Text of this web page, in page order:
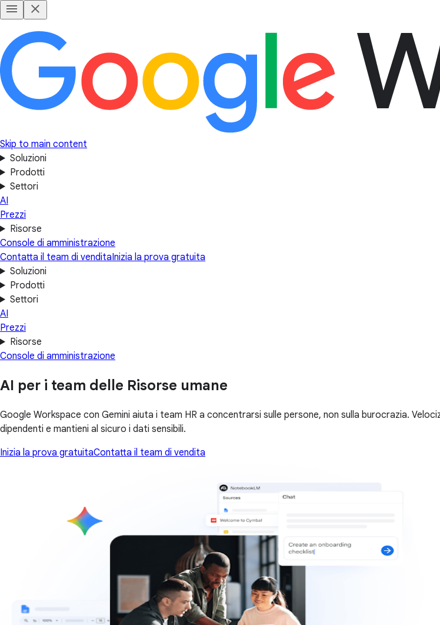
Skip to main content
Soluzioni
Prodotti
Settori
AI
Prezzi
Risorse
Console di amministrazione
Contatta il team di venditaInizia la prova gratuita
Soluzioni
Prodotti
Settori
AI
Prezzi
Risorse
Console di amministrazione
AI per i team delle Risorse umane
Google Workspace con Gemini aiuta i team HR a concentrarsi sulle persone, non sulla burocrazia.
dipendenti e mantieni al sicuro i dati sensibili.
Inizia la prova gratuitaContatta il team di vendita